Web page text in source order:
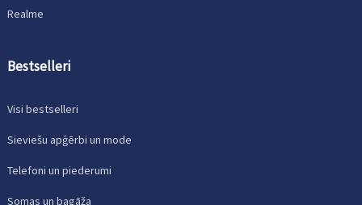
Realme
Bestselleri
Visi bestselleri
Sieviešu apģērbi un mode
Telefoni un piederumi
Somas un bagāža